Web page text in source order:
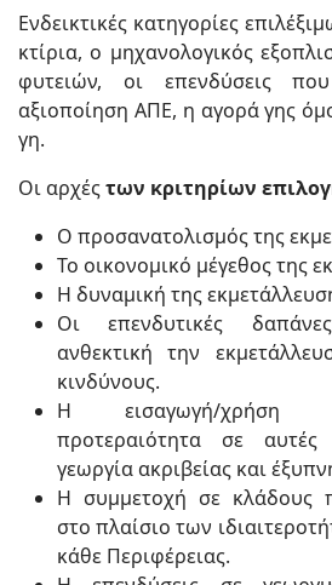
Ενδεικτικές κατηγορίες
κτίρια, ο μηχανολογικός
φυτειών, οι επενδύσεις
αξιοποίηση ΑΠΕ, η αγορά γης
γη.
Οι αρχέςτων κριτηρίων
Ο προσανατολισμός της
Το οικονομικό μέγεθος της
Η δυναμική της
Οι επενδυτικές
ανθεκτική την
κινδύνους.
Η εισαγωγή/χρήση
προτεραιότητα σε
γεωργία ακριβείας και
Η συμμετοχή σε κλάδους
στο πλαίσιο των
κάθε Περιφέρειας.